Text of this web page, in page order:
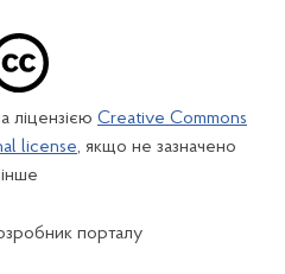
ліцензією Creative Commons
license, якщо не зазначено
інше
порталу